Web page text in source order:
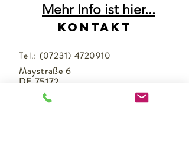
Mehr Info ist hier...
Kontakt
Tel.: (07231) 4720910
Maystraße 6
DE 75172
Pforzheim